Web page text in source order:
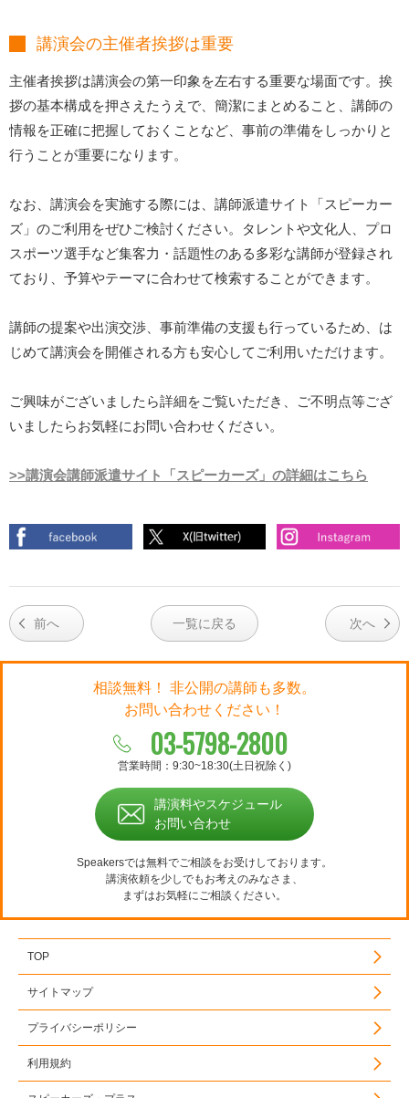
講演会の主催者挨拶は重要
主催者挨拶は講演会の第一印象を左右する重要な場面です。挨
拶の基本構成を押さえたうえで、簡潔にまとめること、講師の
情報を正確に把握しておくことなど、事前の準備をしっかりと
行うことが重要になります。
なお、講演会を実施する際には、講師派遣サイト「スピーカー
ズ」のご利用をぜひご検討ください。タレントや文化人、プロ
スポーツ選手など集客力・話題性のある多彩な講師が登録され
ており、予算やテーマに合わせて検索することができます。
講師の提案や出演交渉、事前準備の支援も行っているため、は
じめて講演会を開催される方も安心してご利用いただけます。
ご興味がございましたら詳細をご覧いただき、ご不明点等ござ
いましたらお気軽にお問い合わせください。
>>講演会講師派遣サイト「スピーカーズ」の詳細はこちら
前へ 一覧に戻る 次へ
相談無料！ 非公開の講師も多数。
お問い合わせください！
03-5798-2800
営業時間：9:30~18:30(土日祝除く)
講演料やスケジュール
お問い合わせ
Speakersでは無料でご相談をお受けしております。
講演依頼を少しでもお考えのみなさま、
まずはお気軽にご相談ください。
TOP
サイトマップ
プライバシーポリシー
利用規約